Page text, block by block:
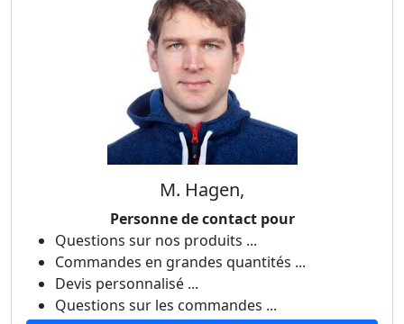
M. Hagen,
Personne de contact pour
Questions sur nos produits ...
Commandes en grandes quantités ...
Devis personnalisé ...
Questions sur les commandes ...